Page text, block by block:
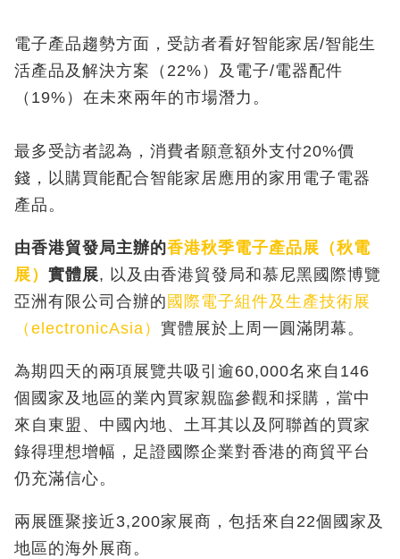
電子產品趨勢方面，受訪者看好智能家居/智能生
活產品及解決方案（22%）及電子/電器配件
（19%）在未來兩年的市場潛力。
最多受訪者認為，消費者願意額外支付20%價
錢，以購買能配合智能家居應用的家用電子電器
產品。
由香港貿發局主辦的香港秋季電子產品展（秋電
展） 實體展, 以及由香港貿發局和慕尼黑國際博覽
亞洲有限公司合辦的 國際電子組件及生產技術展
（electronicAsia） 實體展於上周一圓滿閉幕。
為期四天的兩項展覽共吸引逾60,000名來自146
個國家及地區的業內買家親臨參觀和採購，當中
來自東盟、中國內地、土耳其以及阿聯酋的買家
錄得理想增幅，足證國際企業對香港的商貿平台
仍充滿信心。
兩展匯聚接近3,200家展商，包括來自22個國家及
地區的海外展商。